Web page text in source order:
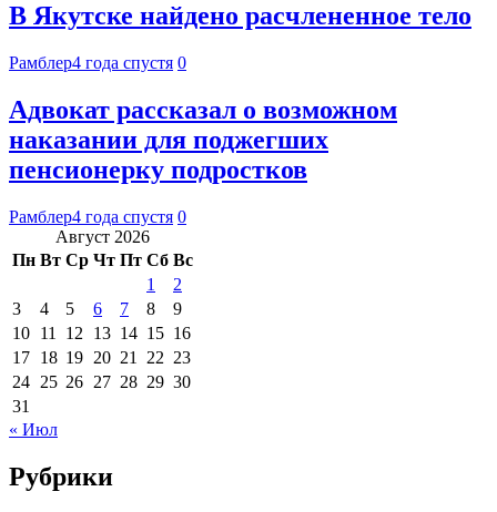
В Якутске найдено расчлененное тело
Рамблер4 года спустя 0
Адвокат рассказал о возможном
наказании для поджегших
пенсионерку подростков
Рамблер4 года спустя 0
Август 2026
Пн Вт Ср Чт Пт Сб Вс
1
2
3
4 5 6 7 8
9
10 11 12 13 14 15 16
17 18 19 20 21 22 23
24 25 26 27 28 29 30
31
« Июл
Рубрики